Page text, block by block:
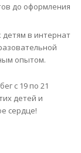
до оформления
детям в интернат
опытом.
с 19 по 21
детей и
сердце!